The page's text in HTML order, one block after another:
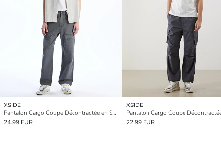
XSIDE
Pantalon Cargo Coupe Décontractée en Sergé pour Hommes
24.99 EUR
XSIDE
22.99 EUR